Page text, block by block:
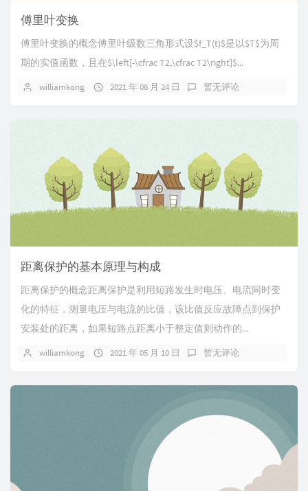
傅里叶变换
傅里叶变换的概念傅里叶级数三角形式设$f_T(t)$是以$T$为周
期的实值函数，且在$\left[-\cfrac T2,\cfrac T2\right]$...
williamkong 2021 年 06 月 24 日 暂无评论
距离保护的基本原理与构成
距离保护的概念距离保护是利用短路发生时电压、电流同时变
化的特征，测量电压与电流的比值，该比值反应故障点到保护
安装处的距离，如果短路点距离小于整定值则动作的...
williamkong 2021 年 05 月 10 日 暂无评论